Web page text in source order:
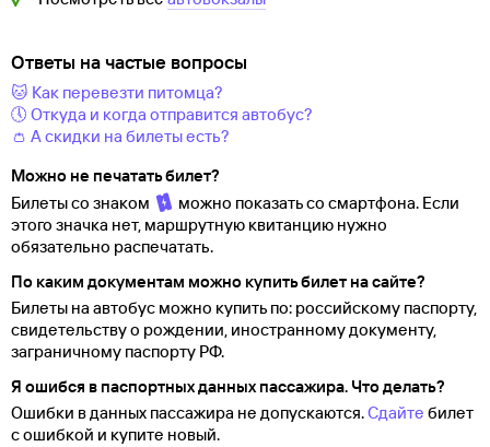
Ответы на частые вопросы
🐱 Как перевезти питомца?
🕔 Откуда и когда отправится автобус?
👛 А скидки на билеты есть?
Можно не печатать билет?
Билеты со знаком
можно показать со смартфона. Если
этого значка нет, маршрутную квитанцию нужно
обязательно распечатать.
По каким документам можно купить билет на сайте?
Билеты на автобус можно купить по: российскому паспорту,
свидетельству о рождении, иностранному документу,
заграничному паспорту РФ.
Я ошибся в паспортных данных пассажира. Что делать?
Ошибки в данных пассажира не допускаются.Сдайте билет
с ошибкой и купите новый.